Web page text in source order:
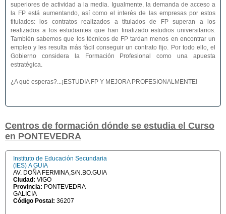
superiores de actividad a la media. Igualmente, la demanda de acceso a
la FP está aumentando, así como el interés de las empresas por estos
titulados: los contratos realizados a titulados de FP superan a los
realizados a los estudiantes que han finalizado estudios universitarios.
También sabemos que los técnicos de FP tardan menos en encontrar un
empleo y les resulta más fácil conseguir un contrato fijo. Por todo ello, el
Gobierno considera la Formación Profesional como una apuesta
estratégica.
¿A qué esperas?...¡ESTUDIA FP Y MEJORA PROFESIONALMENTE!
Centros de formación dónde se estudia el Curso
en PONTEVEDRA
Instituto de Educación Secundaria
(IES) A GUIA
AV. DOÑA FERMINA,S/N.BO.GUIA
Ciudad: VIGO
Provincia: PONTEVEDRA
GALICIA
Código Postal: 36207